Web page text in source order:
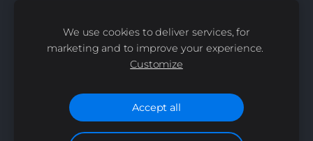
We use cookies to deliver services, for
marketing and to improve your experience.
Customize
Accept all